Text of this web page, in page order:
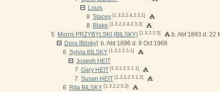
Louis
8 Stacey [1.3.2.2.4.2.3.1]
8 Blake [1.3.2.2.4.2.3.2]
5 Morris PRZYBYLSKI (BILSKY) [1.3.2.2.5]
b. Abt 1893 d. 22
Dora [Bilsky] b. Abt 1896 d. 9 Oct 1968
6 Sylvia BILSKY [1.3.2.2.5.1]
Joseph HEIT
7 Gary HEIT [1.3.2.2.5.1.1]
7 Susan HEIT [1.3.2.2.5.1.2]
6 Rita BILSKY [1.3.2.2.5.2]